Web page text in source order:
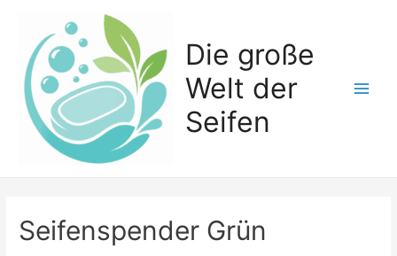
springen
Die große
Welt der
Seifen
Seifenspender Grün